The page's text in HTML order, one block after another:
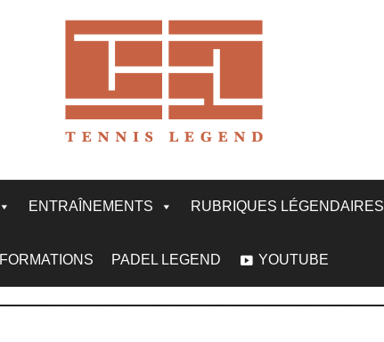
ENTRAÎNEMENTS RUBRIQUES LÉGENDAIRES
FORMATIONS PADEL LEGEND YOUTUBE